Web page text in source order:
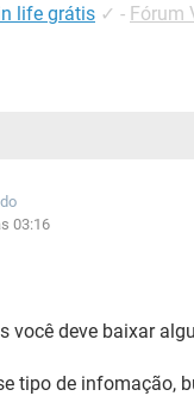
life grátis ✓ - Fórum
03:16
você deve baixar
tipo de infomação,